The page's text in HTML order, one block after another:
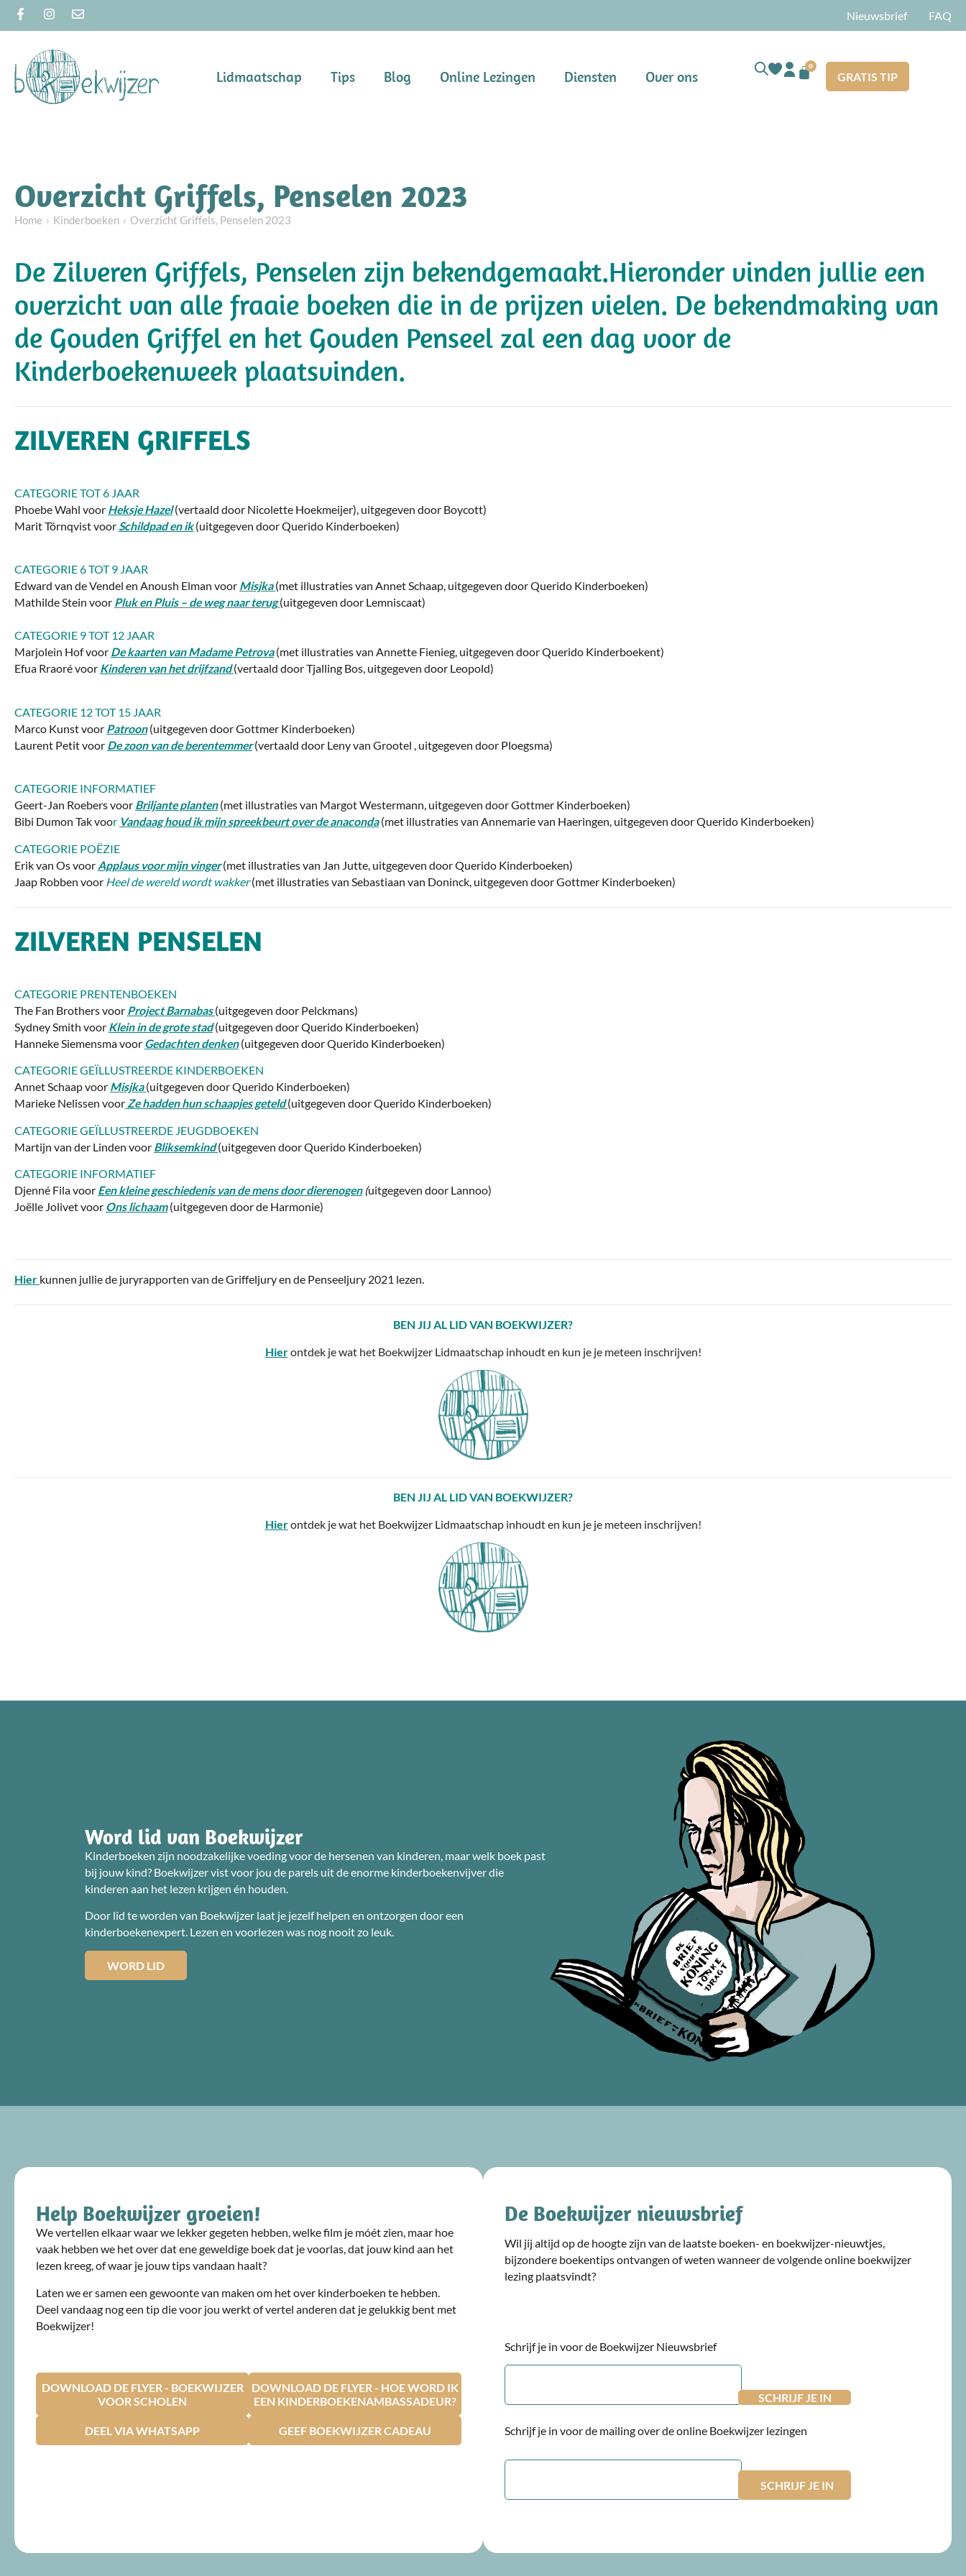
Nieuwsbrief FAQ
Lidmaatschap Tips Blog Online Lezingen Diensten Over ons
0
GRATIS TIP
Overzicht Griffels, Penselen 2023
Home Kinderboeken Overzicht Griffels, Penselen 2023
De Zilveren Griffels, Penselen zijn bekendgemaakt.Hieronder vinden jullie een
overzicht van alle fraaie boeken die in de prijzen vielen. De bekendmaking van
de Gouden Griffel en het Gouden Penseel zal een dag voor de
Kinderboekenweek plaatsvinden.
ZILVEREN GRIFFELS
CATEGORIE TOT 6 JAAR
Phoebe Wahl voor Heksje Hazel (vertaald door Nicolette Hoekmeijer), uitgegeven door Boycott)
Marit Törnqvist voorSchildpad en ik(uitgegeven door Querido Kinderboeken)
CATEGORIE 6 TOT 9 JAAR
Edward van de Vendel en Anoush Elman voor Misjka (met illustraties van Annet Schaap, uitgegeven door Querido Kinderboeken)
Mathilde Stein voor Pluk en Pluis – de weg naar terug (uitgegeven door Lemniscaat)
CATEGORIE 9 TOT 12 JAAR
Marjolein Hof voor De kaarten van Madame Petrova(met illustraties van Annette Fienieg, uitgegeven door Querido Kinderboekent)
Efua Rraoré voor Kinderen van het drijfzand(vertaald door Tjalling Bos, uitgegeven door Leopold)
CATEGORIE 12 TOT 15 JAAR
Marco Kunst voor Patroon(uitgegeven door Gottmer Kinderboeken)
Laurent Petit voor De zoon van de berentemmer (vertaald door Leny van Grootel , uitgegeven door Ploegsma)
CATEGORIE INFORMATIEF
Geert-Jan Roebers voor Briljante planten (met illustraties van Margot Westermann, uitgegeven door Gottmer Kinderboeken)
Bibi Dumon Tak voor Vandaag houd ik mijn spreekbeurt over de anaconda (met illustraties van Annemarie van Haeringen, uitgegeven door Querido Kinderboeken)
CATEGORIE POËZIE
Erik van Os voor Applaus voor mijn vinger (met illustraties van Jan Jutte, uitgegeven door Querido Kinderboeken)
Jaap Robben voor Heel de wereld wordt wakker(met illustraties van Sebastiaan van Doninck, uitgegeven door Gottmer Kinderboeken)
ZILVEREN PENSELEN
CATEGORIE PRENTENBOEKEN
The Fan Brothers voor Project Barnabas (uitgegeven door Pelckmans)
Sydney Smith voor Klein in de grote stad (uitgegeven door Querido Kinderboeken)
Hanneke Siemensma voor Gedachten denken(uitgegeven door Querido Kinderboeken)
CATEGORIE GEÏLLUSTREERDE KINDERBOEKEN
Annet Schaap voor Misjka (uitgegeven door Querido Kinderboeken)
Marieke Nelissen voor Ze hadden hun schaapjes geteld(uitgegeven door Querido Kinderboeken)
CATEGORIE GEÏLLUSTREERDE JEUGDBOEKEN
Martijn van der Linden voor Bliksemkind(uitgegeven door Querido Kinderboeken)
CATEGORIE INFORMATIEF
Djenné Fila voor Een kleine geschiedenis van de mens door dierenogen(uitgegeven door Lannoo)
Joëlle Jolivet voor Ons lichaam (uitgegeven door de Harmonie)
Hier kunnen jullie de juryrapporten van de Griffeljury en de Penseeljury 2021 lezen.
BEN JIJ AL LID VAN BOEKWIJZER?
Hierontdek je wat het Boekwijzer Lidmaatschap inhoudt en kun je je meteen inschrijven!
BEN JIJ AL LID VAN BOEKWIJZER?
Hierontdek je wat het Boekwijzer Lidmaatschap inhoudt en kun je je meteen inschrijven!
Word lid van Boekwijzer
Kinderboeken zijn noodzakelijke voeding voor de hersenen van kinderen, maar welk boek past
bij jouw kind? Boekwijzer vist voor jou de parels uit de enorme kinderboekenvijver die
kinderen aan het lezen krijgen én houden.
Door lid te worden van Boekwijzer laat je jezelf helpen en ontzorgen door een
kinderboekenexpert. Lezen en voorlezen was nog nooit zo leuk.
WORD LID
Help Boekwijzer groeien!
We vertellen elkaar waar we lekker gegeten hebben, welke film je móét zien, maar hoe
vaak hebben we het over dat ene geweldige boek dat je voorlas, dat jouw kind aan het
lezen kreeg, of waar je jouw tips vandaan haalt?
Laten we er samen een gewoonte van maken om het over kinderboeken te hebben.
Deel vandaag nog een tip die voor jou werkt of vertel anderen dat je gelukkig bent met
Boekwijzer!
DOWNLOAD DE FLYER - BOEKWIJZER
VOOR SCHOLEN
DOWNLOAD DE FLYER - HOE WORD IK
EEN KINDERBOEKENAMBASSADEUR?
DEEL VIA WHATSAPP GEEF BOEKWIJZER CADEAU
De Boekwijzer nieuwsbrief
Wil jij altijd op de hoogte zijn van de laatste boeken- en boekwijzer-nieuwtjes,
bijzondere boekentips ontvangen of weten wanneer de volgende online boekwijzer
lezing plaatsvindt?
Schrijf je in voor de Boekwijzer Nieuwsbrief
E-
Schrijf je in voor de mailing over de online Boekwijzer lezingen
E-